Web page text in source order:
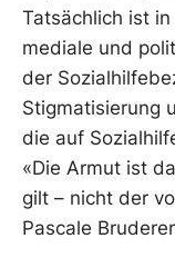
Tatsächlich ist
mediale und
der
Stigmatisierung
die auf
«Die Armut ist
gilt – nicht der
Pascale